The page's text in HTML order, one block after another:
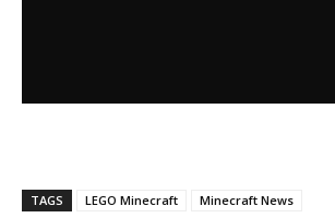
TAGS LEGO Minecraft
Minecraft News